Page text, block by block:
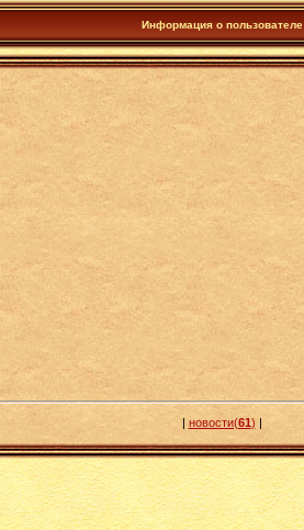
Информация о пользователе
новости(61)